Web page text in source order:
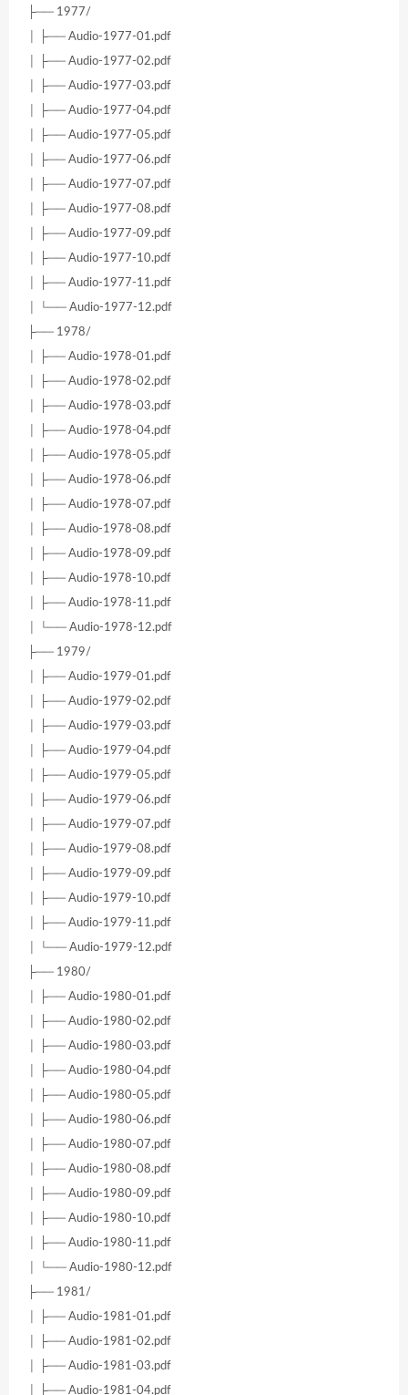
├── 1977/
│ ├── Audio-1977-01.pdf
│ ├── Audio-1977-02.pdf
│ ├── Audio-1977-03.pdf
│ ├── Audio-1977-04.pdf
│ ├── Audio-1977-05.pdf
│ ├── Audio-1977-06.pdf
│ ├── Audio-1977-07.pdf
│ ├── Audio-1977-08.pdf
│ ├── Audio-1977-09.pdf
│ ├── Audio-1977-10.pdf
│ ├── Audio-1977-11.pdf
│ └── Audio-1977-12.pdf
├── 1978/
│ ├── Audio-1978-01.pdf
│ ├── Audio-1978-02.pdf
│ ├── Audio-1978-03.pdf
│ ├── Audio-1978-04.pdf
│ ├── Audio-1978-05.pdf
│ ├── Audio-1978-06.pdf
│ ├── Audio-1978-07.pdf
│ ├── Audio-1978-08.pdf
│ ├── Audio-1978-09.pdf
│ ├── Audio-1978-10.pdf
│ ├── Audio-1978-11.pdf
│ └── Audio-1978-12.pdf
├── 1979/
│ ├── Audio-1979-01.pdf
│ ├── Audio-1979-02.pdf
│ ├── Audio-1979-03.pdf
│ ├── Audio-1979-04.pdf
│ ├── Audio-1979-05.pdf
│ ├── Audio-1979-06.pdf
│ ├── Audio-1979-07.pdf
│ ├── Audio-1979-08.pdf
│ ├── Audio-1979-09.pdf
│ ├── Audio-1979-10.pdf
│ ├── Audio-1979-11.pdf
│ └── Audio-1979-12.pdf
├── 1980/
│ ├── Audio-1980-01.pdf
│ ├── Audio-1980-02.pdf
│ ├── Audio-1980-03.pdf
│ ├── Audio-1980-04.pdf
│ ├── Audio-1980-05.pdf
│ ├── Audio-1980-06.pdf
│ ├── Audio-1980-07.pdf
│ ├── Audio-1980-08.pdf
│ ├── Audio-1980-09.pdf
│ ├── Audio-1980-10.pdf
│ ├── Audio-1980-11.pdf
│ └── Audio-1980-12.pdf
├── 1981/
│ ├── Audio-1981-01.pdf
│ ├── Audio-1981-02.pdf
│ ├── Audio-1981-03.pdf
│ ├── Audio-1981-04.pdf